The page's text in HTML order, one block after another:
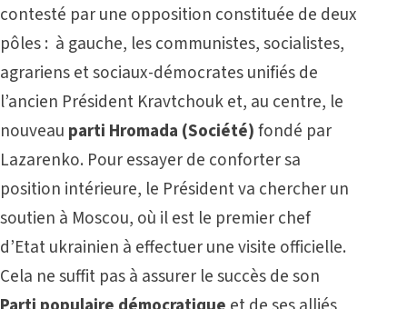
contesté par une opposition constituée de deux
pôles : à gauche, les communistes, socialistes,
agrariens et sociaux-démocrates unifiés de
l’ancien Président Kravtchouk et, au centre, le
nouveau parti Hromada (Société)fondé par
Lazarenko. Pour essayer de conforter sa
position intérieure, le Président va chercher un
soutien à Moscou, où il est le premier chef
d’Etat ukrainien à effectuer une visite officielle.
Cela ne suffit pas à assurer le succès de son